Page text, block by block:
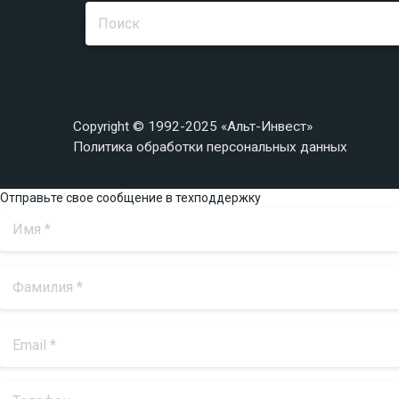
Copyright © 1992-2025 «Альт-Инвест»
Политика обработки персональных данных
Отправьте свое сообщение в техподдержку